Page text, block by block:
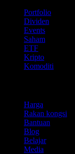
Portfolio
Dividen
Events
Saham
ETF
Kripto
Komoditi
Harga
Rakan kongsi
Bantuan
Blog
Belajar
Media